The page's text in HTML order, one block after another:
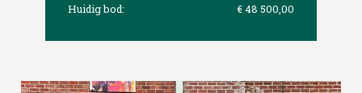
Huidig bod:
€ 48 500,00